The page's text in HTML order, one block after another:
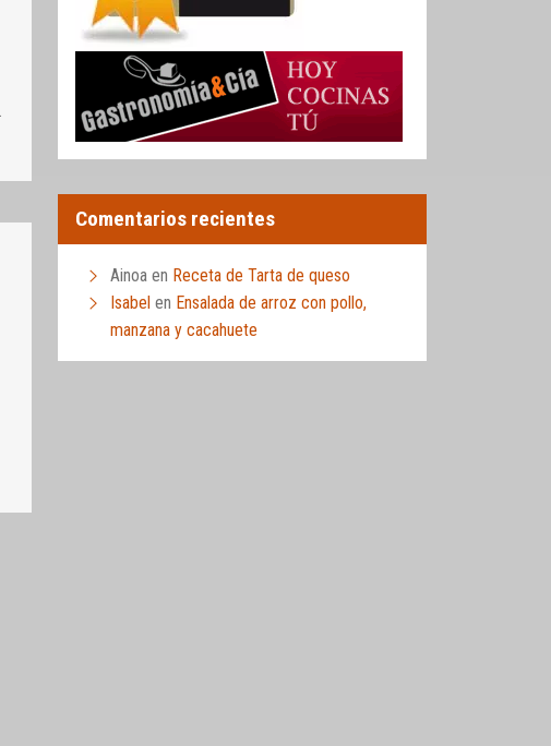
Comentarios recientes
Ainoa en Receta de Tarta de queso
Isabel en Ensalada de arroz con pollo,
manzana y cacahuete